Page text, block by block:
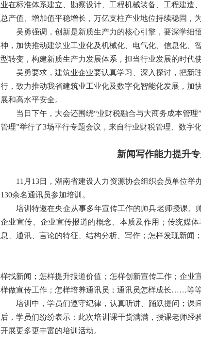
业在标准体系建立、勘察设计、工程机械装备、工程建造
总产值、增加值平稳增长 ， 万亿支柱产业地位持续稳固 ，
吴勇强调 ， 创新是新质生产力的核心引擎 ， 要深学细
神 ， 加快推动建筑业工业化及机械化、电气化、信息化、
型转变 ， 构建新质生产力发展体系 ， 担当行业发展的时代使
吴勇要求 ， 建筑业企业要认真学习、深入探讨 ， 把新
行 ， 致力推动我省建筑业工业化及数字化智能化发展 ， 加
展和高水平安全。
当日下午 ， 大会还围绕“业财税融合与大商务成本管理”
管理”举行了3场平行专题会议 ， 来自行业财税管理、数字
新闻写作能力提升
11 月 13日，湖南省建设人力资源协会组织会员单位举
130余名通讯员参加培训。
培训特邀在央企从事多年宣传工作的帅兵老师授课。
企业宣传、企业宣传报道的概念、本质及作用；传统媒
息、通讯、言论的特征、结构分析、写作；怎样发现新闻
样找新闻；怎样提升报道价值；怎样创新宣传工作；企业
样做宣传工作；怎样培养通讯员；通讯员怎样成长……等
培训中，学员们遵守纪律，认真听讲、踊跃提问；课
后，学员们纷纷表示：此次培训课干货满满，授课老师
开展更多更丰富的培训活动。